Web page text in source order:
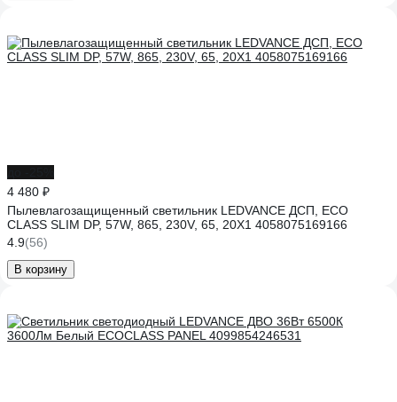
4 480 ₽
Пылевлагозащищенный светильник LEDVANCE ДСП, ECO
CLASS SLIM DP, 57W, 865, 230V, 65, 20X1 4058075169166
4.9(56)
В корзину